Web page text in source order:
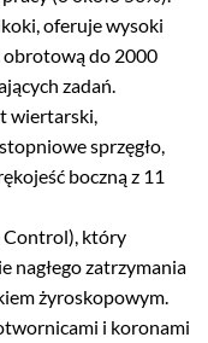
oferuje wysoki
do 2000
zadań.
wiertarski,
sprzęgło,
boczną z 11
Control), który
nagłego zatrzymania
żyroskopowym.
i koronami